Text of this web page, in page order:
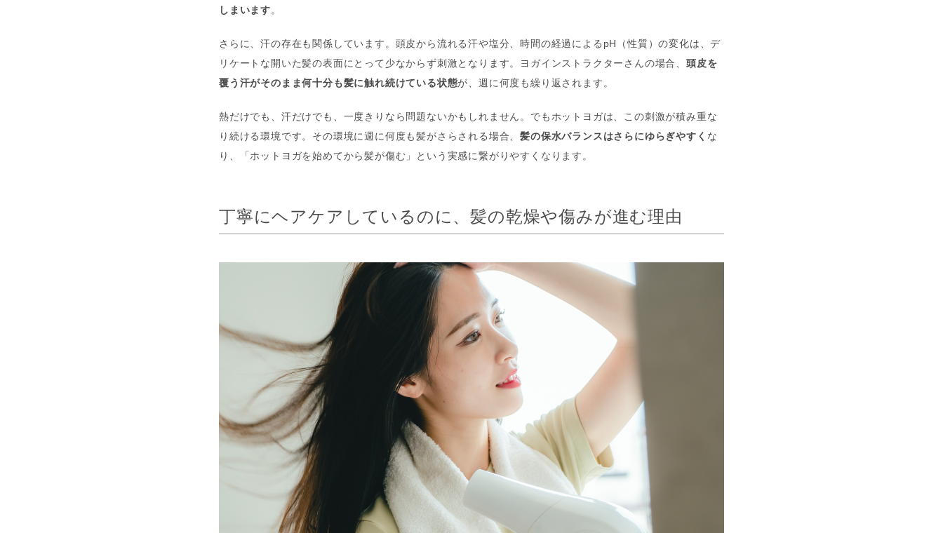
しまいます。
さらに、汗の存在も関係しています。頭皮から流れる汗や塩分、時間の経過によるpH（性質）の変化は、デ
リケートな開いた髪の表面にとって少なからず刺激となります。ヨガインストラクターさんの場合、頭皮を
覆う汗がそのまま何十分も髪に触れ続けている状態が、週に何度も繰り返されます。
熱だけでも、汗だけでも、一度きりなら問題ないかもしれません。でもホットヨガは、この刺激が積み重な
り続ける環境です。その環境に週に何度も髪がさらされる場合、髪の保水バランスはさらにゆらぎやすく な
り、「ホットヨガを始めてから髪が傷む」という実感に繋がりやすくなります。
丁寧にヘアケアしているのに、髪の乾燥や傷みが進む理由